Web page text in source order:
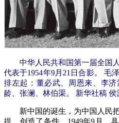
中华人民共和国第一届全国人
代表于1954年9月21日合影。 毛
排左起：董必武、周恩来、李
龄、张澜、林伯渠。 新华社稿 侯
新中国的诞生，为中国人民把
提、创造了条件。1949年9月，